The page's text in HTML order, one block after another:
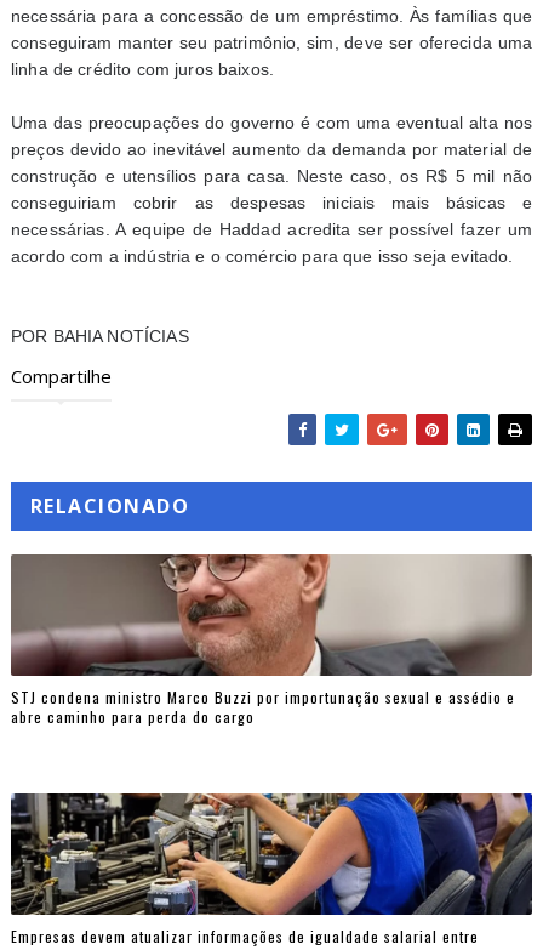
necessária para a concessão de um empréstimo. Às famílias que
conseguiram manter seu patrimônio, sim, deve ser oferecida uma
linha de crédito com juros baixos.
Uma das preocupações do governo é com uma eventual alta nos
preços devido ao inevitável aumento da demanda por material de
construção e utensílios para casa. Neste caso, os R$ 5 mil não
conseguiriam cobrir as despesas iniciais mais básicas e
necessárias. A equipe de Haddad acredita ser possível fazer um
acordo com a indústria e o comércio para que isso seja evitado.
POR BAHIA NOTÍCIAS
Compartilhe
RELACIONADO
STJ condena ministro Marco Buzzi por importunação sexual e assédio e
abre caminho para perda do cargo
Empresas devem atualizar informações de igualdade salarial entre